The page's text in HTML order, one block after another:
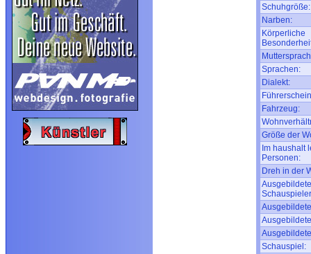
Schuhgröße:
Narben:
Körperliche
Sprachen:
Dialekt:
Fahrzeug:
Größe der
Im haushalt
Personen:
Dreh in der
Schauspiel: